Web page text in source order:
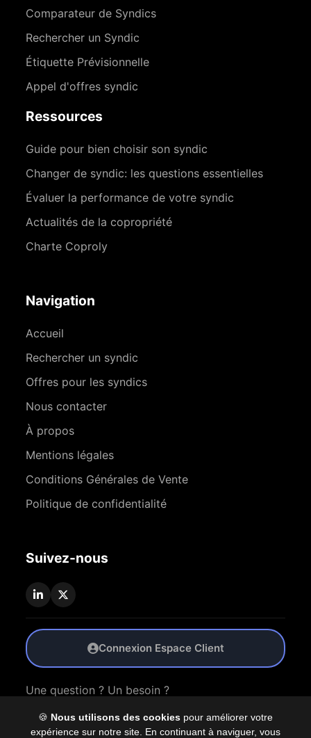
🍪 Nous utilisons des cookies pour améliorer votre
expérience sur notre site. En continuant à naviguer, vous
Comparateur de Syndics
Rechercher un Syndic
Étiquette Prévisionnelle
Appel d'offres syndic
Ressources
Guide pour bien choisir son syndic
Changer de syndic: les questions essentielles
Évaluer la performance de votre syndic
Actualités de la copropriété
Charte Coproly
Navigation
Accueil
Rechercher un syndic
Offres pour les syndics
Nous contacter
À propos
Mentions légales
Conditions Générales de Vente
Politique de confidentialité
Suivez-nous
Connexion Espace Client
Une question ? Un besoin ?
Nous Contacter